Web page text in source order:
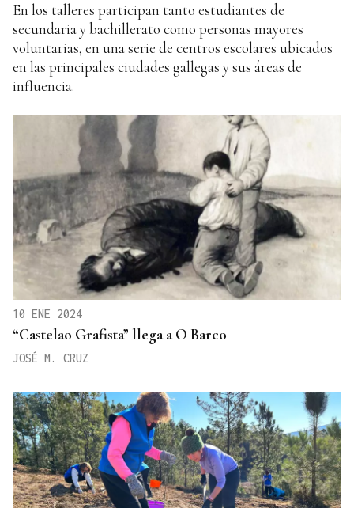
En los talleres participan tanto estudiantes de
secundaria y bachillerato como personas mayores
voluntarias, en una serie de centros escolares ubicados
en las principales ciudades gallegas y sus áreas de
influencia.
10 ENE 2024
“Castelao Grafista” llega a O Barco
JOSÉ M. CRUZ